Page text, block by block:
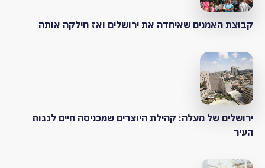
קבוצת האמנים שאיחדה את ירושלים ואז חילקה אותה
ירושלים של מעלה: קהילת היוצרים שמכניסה חיים לגגות
העיר